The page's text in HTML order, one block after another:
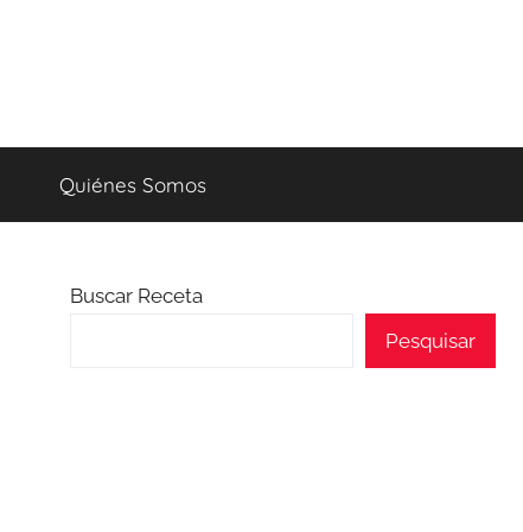
Quiénes Somos
Buscar Receta
Pesquisar